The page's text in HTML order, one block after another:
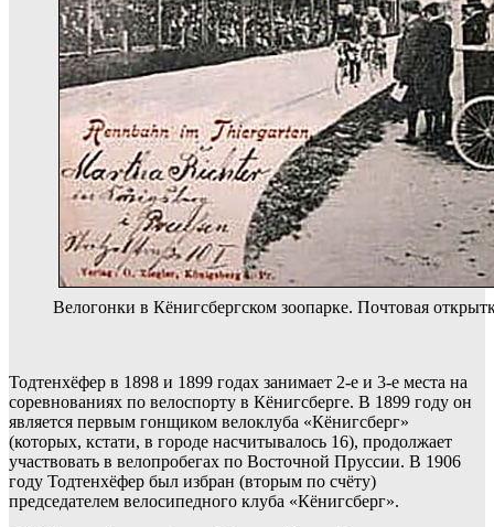
Велогонки в Кёнигсбергском зоопарке. Почтовая
Тодтенхёфер в 1898 и 1899 годах занимает 2-е и 3-е места на
соревнованиях по велоспорту в Кёнигсберге. В 1899 году он
является первым гонщиком велоклуба «Кёнигсберг»
(которых, кстати, в городе насчитывалось 16), продолжает
участвовать в велопробегах по Восточной Пруссии. В 1906
году Тодтенхёфер был избран (вторым по счёту)
председателем велосипедного клуба «Кёнигсберг».